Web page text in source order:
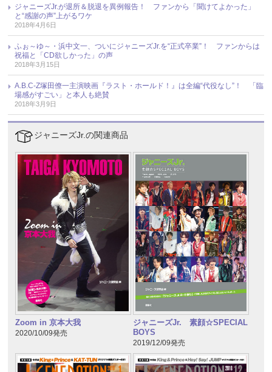
ジャニーズJr.が退所＆脱退を異例報告！ ファンから「聞けてよかった」
と“感謝の声”上がるワケ
2018年4月6日
ふぉ～ゆ～・浜中文一、ついにジャニーズJr.を“正式卒業”！ ファンからは
祝福と「CD欲しかった」の声
2018年3月15日
A.B.C-Z塚田僚一主演映画『ラスト・ホールド！』は全編“代役なし”！ 「臨
場感がすごい」と本人も絶賛
2018年3月9日
ジャニーズJr.の関連商品
Zoom in 京本大我
2020/10/09発売
ジャニーズJr. 素顔☆SPECIAL
BOYS
2019/12/09発売